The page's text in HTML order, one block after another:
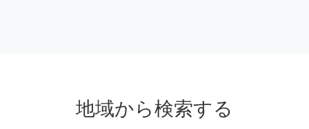
地域から検索する